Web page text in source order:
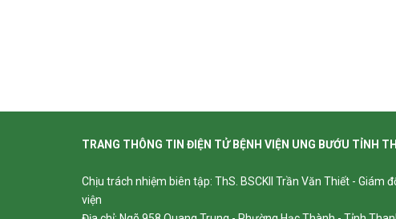
TRANG THÔNG TIN ĐIỆN TỬ BỆNH VIỆN UNG BƯỚU TỈNH
Chịu trách nhiệm biên tập: ThS. BSCKII Trần Văn Thiết - Giám
viện